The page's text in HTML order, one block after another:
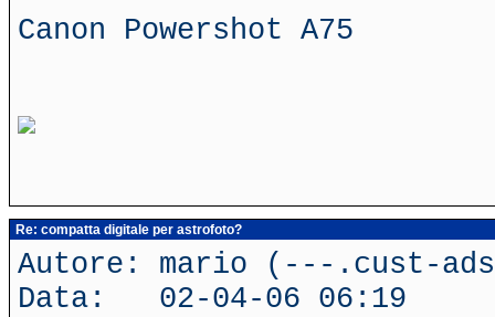
Canon Powershot A75
Re: compatta digitale per astrofoto?
Autore: mario (---.cust-
Data: 02-04-06 06:19